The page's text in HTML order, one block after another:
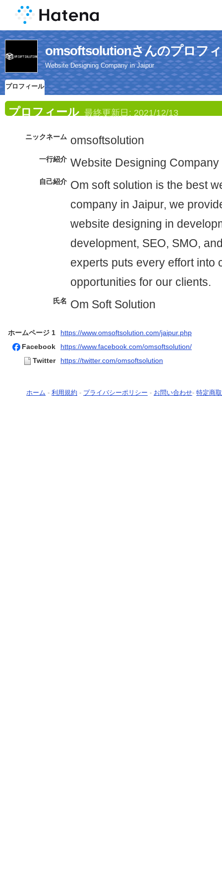
omsoftsolutionさんのプロフ
Website Designing Company in Jaipur
プロフィール
プロフィール 最終更新日: 2021/12/13
ニックネーム omsoftsolution
一行紹介 Website Designing
自己紹介 Om soft solution is the best
company in Jaipur, we
website designing in
development, SEO, SMO,
experts puts every effort into
opportunities for our clients.
氏名 Om Soft Solution
ホームページ 1
https://www.omsoftsolution.com/jaipur.php
Facebook
https://www.facebook.com/omsoftsolution/
Twitter
https://twitter.com/omsoftsolution
ホーム - 利用規約 - プライバシーポリシー - お問い合わせ- 特定商